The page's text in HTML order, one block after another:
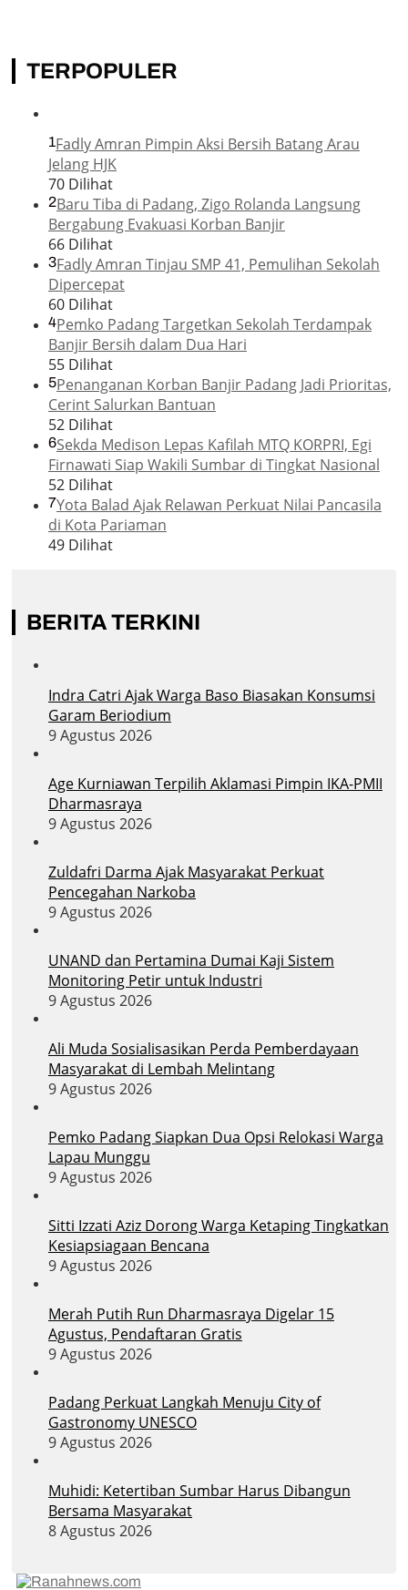
TERPOPULER
1Fadly Amran Pimpin Aksi Bersih Batang Arau
Jelang HJK
70 Dilihat
2Baru Tiba di Padang, Zigo Rolanda Langsung
Bergabung Evakuasi Korban Banjir
66 Dilihat
3Fadly Amran Tinjau SMP 41, Pemulihan Sekolah
Dipercepat
60 Dilihat
4Pemko Padang Targetkan Sekolah Terdampak
Banjir Bersih dalam Dua Hari
55 Dilihat
5Penanganan Korban Banjir Padang Jadi Prioritas,
Cerint Salurkan Bantuan
52 Dilihat
6Sekda Medison Lepas Kafilah MTQ KORPRI, Egi
Firnawati Siap Wakili Sumbar di Tingkat Nasional
52 Dilihat
7Yota Balad Ajak Relawan Perkuat Nilai Pancasila
di Kota Pariaman
49 Dilihat
BERITA TERKINI
Indra Catri Ajak Warga Baso Biasakan Konsumsi
Garam Beriodium
9 Agustus 2026
Age Kurniawan Terpilih Aklamasi Pimpin IKA-PMII
Dharmasraya
9 Agustus 2026
Zuldafri Darma Ajak Masyarakat Perkuat
Pencegahan Narkoba
9 Agustus 2026
UNAND dan Pertamina Dumai Kaji Sistem
Monitoring Petir untuk Industri
9 Agustus 2026
Ali Muda Sosialisasikan Perda Pemberdayaan
Masyarakat di Lembah Melintang
9 Agustus 2026
Pemko Padang Siapkan Dua Opsi Relokasi Warga
Lapau Munggu
9 Agustus 2026
Sitti Izzati Aziz Dorong Warga Ketaping Tingkatkan
Kesiapsiagaan Bencana
9 Agustus 2026
Merah Putih Run Dharmasraya Digelar 15
Agustus, Pendaftaran Gratis
9 Agustus 2026
Padang Perkuat Langkah Menuju City of
Gastronomy UNESCO
9 Agustus 2026
Muhidi: Ketertiban Sumbar Harus Dibangun
Bersama Masyarakat
8 Agustus 2026